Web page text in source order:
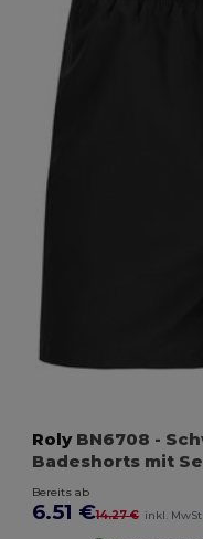
RolyBN6708 -
Badeshorts mit
Bereits ab
6.51 €14.27 € inkl. MwSt